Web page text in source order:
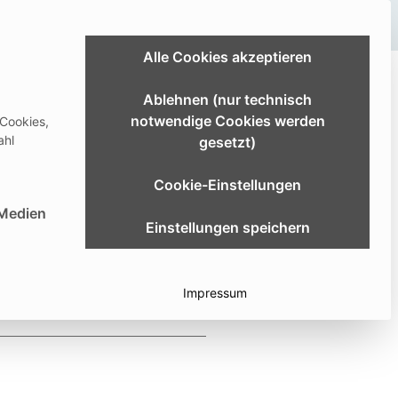
Karriere
Über uns
Deutsch
und kann nicht abgewählt werden.
Alle Cookies akzeptieren
Ablehnen (nur technisch
notwendige Cookies werden
gesetzt)
Cookie-Einstellungen
Einstellungen speichern
Impressum